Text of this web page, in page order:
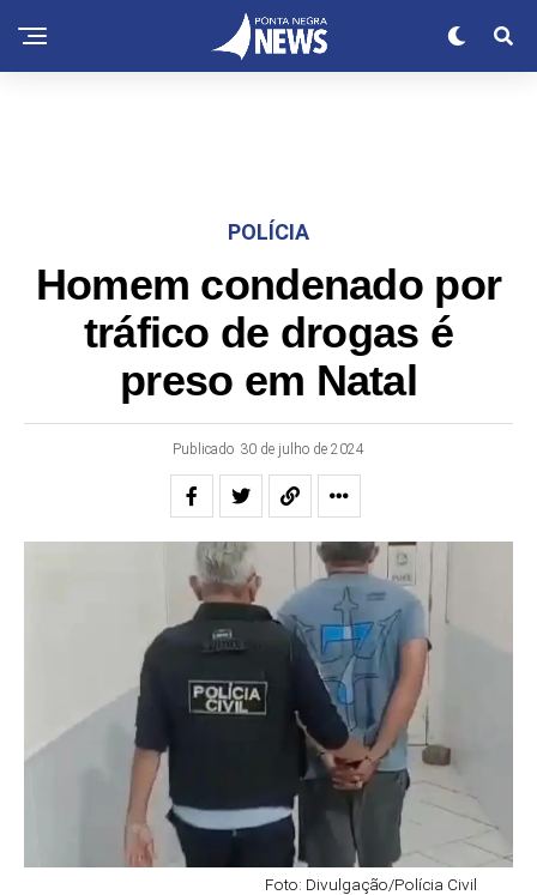
POLÍCIA
Homem condenado por
tráfico de drogas é
preso em Natal
Publicado 30 de julho de 2024
Foto: Divulgação/Polícia Civil